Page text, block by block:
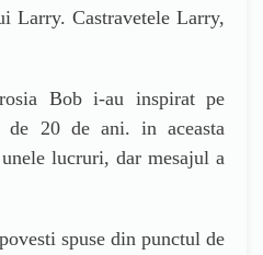
Larry. Castravetele Larry,
Bob i-au inspirat pe
20 de ani. in aceasta
lucruri, dar mesajul a
spuse din punctul de